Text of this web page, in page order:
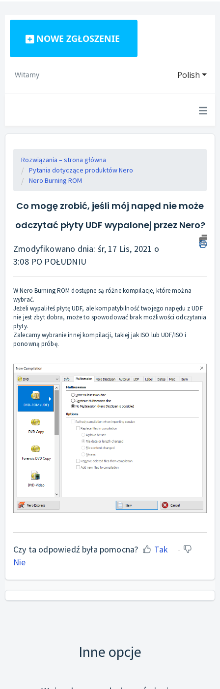
NOWE ZGŁOSZENIE
Polish
Witamy
Rozwiązania – strona główna
Pytania dotyczące produktów Nero
Nero Burning ROM
Co mogę zrobić, jeśli mój napęd nie może
odczytać płyty UDF wypalonej przez Nero?
Zmodyfikowano dnia: śr, 17 Lis, 2021 o
3:08 PO POŁUDNIU
W Nero Burning ROM dostępne są różne kompilacje, które można
wybrać.
Jeżeli wypaliłeś płytę UDF, ale kompatybilność twojego napędu z UDF
nie jest zbyt dobra, może to spowodować brak możliwości odczytania
płyty.
Zalecamy wybranie innej kompilacji, takiej jak ISO lub UDF/ISO i
ponowną próbę.
Czy ta odpowiedź była pomocna?
Tak
Nie
Inne opcje